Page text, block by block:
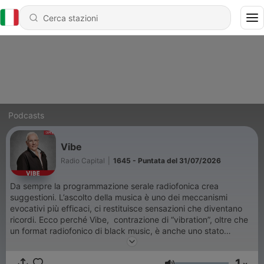
Podcasts
Vibe
Radio Capital 1645 - Puntata del 31/07/2026
Da sempre la programmazione serale radiofonica crea
suggestioni. L’ascolto della musica è uno dei meccanismi
evocativi più efficaci, ci restituisce sensazioni che diventano
ricordi. Ecco perché Vibe, contrazione di “vibration”, oltre che
un format radiofonico di black music, è anche uno stato
d’animo. Vibe è un mondo che nasce lontano, fatto di soul e